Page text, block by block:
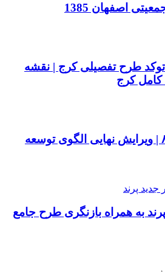
اصفهان 1385
طرح تفصیلی کرج | نقشه
الگوی توسعه منطقه ۸ | ویرایش نهایی الگوی توسعه
به همراه بازنگری طرح جامع